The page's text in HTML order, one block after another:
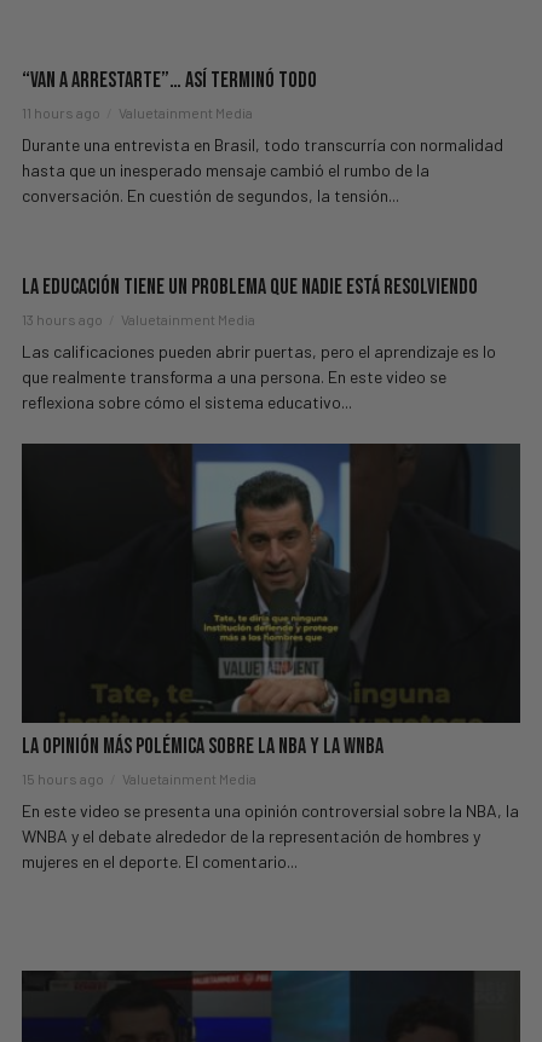
“Van A Arrestarte”… Así Terminó Todo
11 hours ago Valuetainment Media
Durante una entrevista en Brasil, todo transcurría con normalidad
hasta que un inesperado mensaje cambió el rumbo de la
conversación. En cuestión de segundos, la tensión...
La Educación Tiene Un Problema Que Nadie Está Resolviendo
13 hours ago Valuetainment Media
Las calificaciones pueden abrir puertas, pero el aprendizaje es lo
que realmente transforma a una persona. En este video se
reflexiona sobre cómo el sistema educativo...
La Opinión Más Polémica Sobre la NBA y la WNBA
15 hours ago Valuetainment Media
En este video se presenta una opinión controversial sobre la NBA, la
WNBA y el debate alrededor de la representación de hombres y
mujeres en el deporte. El comentario...